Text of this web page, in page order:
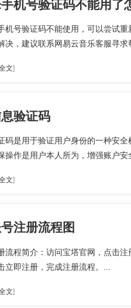
机号验证码不能用了
机号验证码不能使用，可以尝试
决，建议联系网易云音乐客服寻求
文]
验证码
码是用于验证用户身份的一种安
操作是用户本人所为，增强账户安
文]
注册流程图
流程简介：访问宝塔官网，点击
立即注册，完成注册流程。...
文]